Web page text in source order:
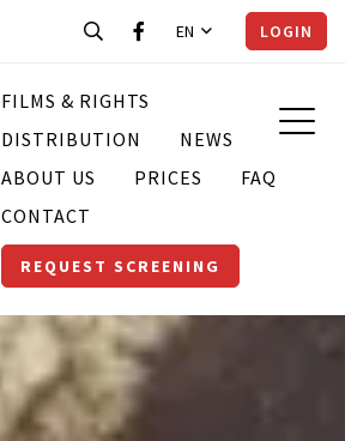
EN LOGIN
FILMS & RIGHTS
DISTRIBUTION
NEWS
ABOUT US
PRICES
FAQ
CONTACT
REQUEST SCREENING